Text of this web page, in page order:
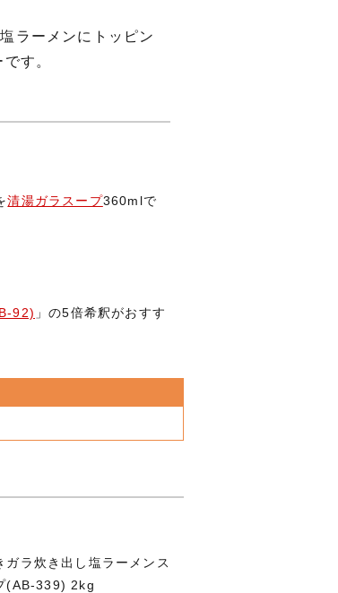
ラーメンにトッピン
す。
清湯ガラスープ360mlで
92) 」の5倍希釈がおすす
ガラ炊き出し塩ラーメンス
(AB-339) 2kg